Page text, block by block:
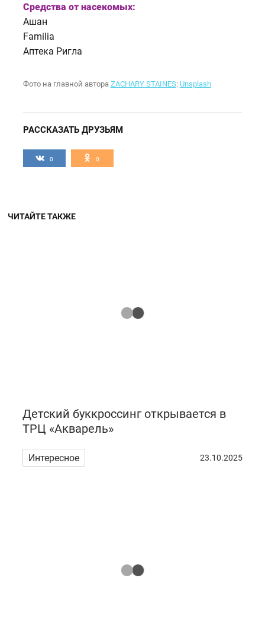
Средства от насекомых:
Ашан
Familia
Аптека Ригла
Фото на главной автора ZACHARY STAINES: Unsplash
РАССКАЗАТЬ ДРУЗЬЯМ
0 0
ЧИТАЙТЕ ТАКЖЕ
Детский буккроссинг открывается в
ТРЦ «Акварель»
Интересное 23.10.2025